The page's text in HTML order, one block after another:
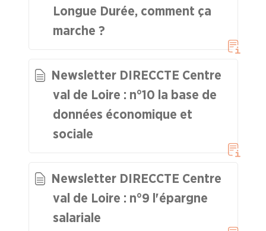
Les Risques Industriels Majeurs
NOUS
CONNAÎTRE
AGENDA
Longue Durée, comment ça
marche ?
Newsletter DIRECCTE Centre
val de Loire : n°10 la base de
données économique et
sociale
Newsletter DIRECCTE Centre
val de Loire : n°9 l'épargne
salariale